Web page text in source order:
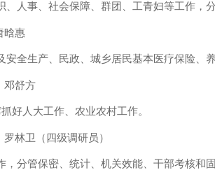
、人事、社会保障、群团、工青妇等工作，
晗惠
安全生产、民政、城乡居民基本医疗保险、
邓舒方
好人大工作、农业农村工作。
罗林卫（四级调研员）
，分管保密、统计、机关效能、干部考核和